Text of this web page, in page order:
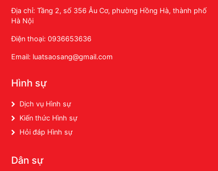
Địa chỉ: Tầng 2, số 356 Âu Cơ, phường Hồng Hà, thành phố
Hà Nội
Điện thoại: 0936653636
Email: luatsaosang@gmail.com
Hình sự
Dịch vụ Hình sự
Kiến thức Hình sự
Hỏi đáp Hình sự
Dân sự